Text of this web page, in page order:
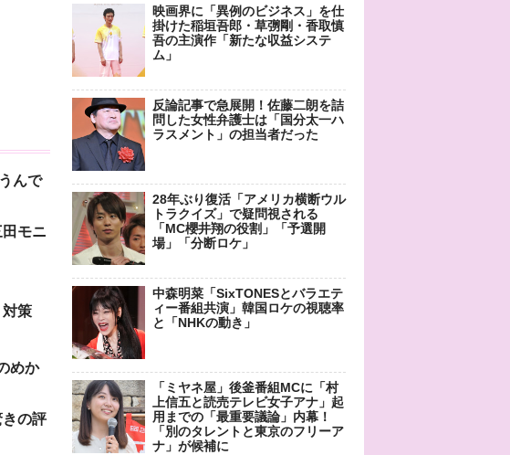
んで
モニ
策
めか
の評
映画界に「異例のビジネス」を仕
掛けた稲垣吾郎・草彅剛・香取慎
吾の主演作「新たな収益システ
ム」
反論記事で急展開！佐藤二朗を詰
問した女性弁護士は「国分太一ハ
ラスメント」の担当者だった
28年ぶり復活「アメリカ横断ウル
トラクイズ」で疑問視される
「MC櫻井翔の役割」「予選開
場」「分断ロケ」
中森明菜「SixTONESとバラエテ
ィー番組共演」韓国ロケの視聴率
と「NHKの動き」
「ミヤネ屋」後釜番組MCに「村
上信五と読売テレビ女子アナ」起
用までの「最重要議論」内幕！
「別のタレントと東京のフリーア
ナ」が候補に